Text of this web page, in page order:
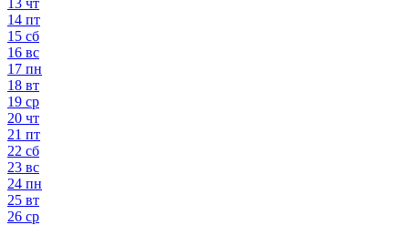
13 чт
14 пт
15 сб
16 вс
17 пн
18 вт
19 ср
20 чт
21 пт
22 сб
23 вс
24 пн
25 вт
26 ср